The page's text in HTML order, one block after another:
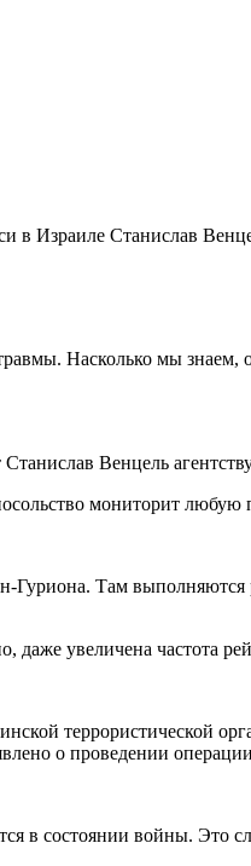
в Израиле Станислав
Насколько мы знаем,
Венцель
мониторит
Гуриона. Там
даже увеличена частота
террористической
о проведении
в состоянии войны. Это